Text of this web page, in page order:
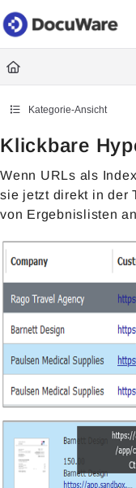
Fetch the complete
Use this file to discover
Kategorie-Ansicht
Klickbare
Wenn URLs als
sie jetzt direkt in der
von Ergebnislisten